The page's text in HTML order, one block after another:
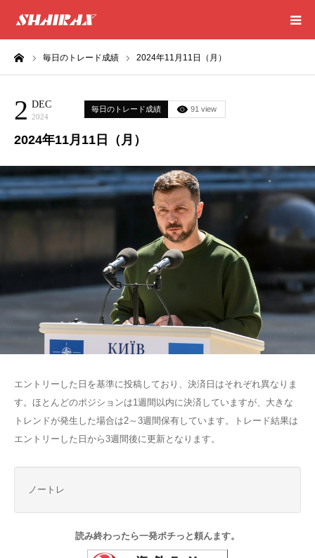
毎日のトレード成績 2024年11月11日（月）
2 DEC
2024
毎日のトレード成績 91 view
2024年11月11日（月）
エントリーした日を基準に投稿しており、決済日はそれぞれ異なりま
す。ほとんどのポジションは1週間以内に決済していますが、大きな
トレンドが発生した場合は2～3週間保有しています。トレード結果は
エントリーした日から3週間後に更新となります。
ノートレ
読み終わったら一発ポチっと頼んます。
HOME
RESULT
SUCCESS
CONSULTING
NEWS